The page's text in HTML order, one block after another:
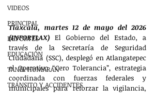
VIDEOS
PRINCIPAL
DEPORTES
EDUCACIÓN
TANIA HUMARAN
TRÁNSITO Y ACCIDENTES
Tlaxcala, martes 12 de mayo del 2026
(INFORTLAX) El Gobierno del Estado, a
través de la Secretaría de Seguridad
Ciudadana (SSC), desplegó en Atlangatepec
el Operativo “Cero Tolerancia”, estrategia
coordinada con fuerzas federales y
municipales para reforzar la vigilancia,